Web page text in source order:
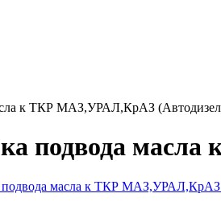
к ТКР МАЗ,УРАЛ,КрАЗ
подвода